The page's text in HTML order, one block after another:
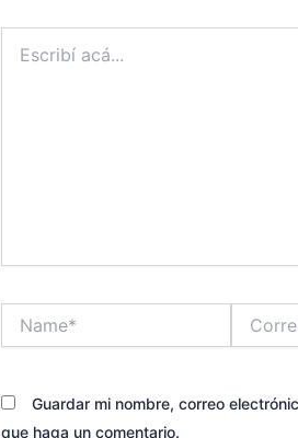
acá...
Guardar mi nombre, correo
que haga un comentario.